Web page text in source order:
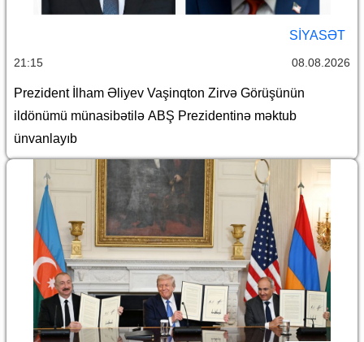
SİYASƏT
21:15 08.08.2026
Prezident İlham Əliyev Vaşinqton Zirvə Görüşünün
ildönümü münasibətilə ABŞ Prezidentinə məktub
ünvanlayıb